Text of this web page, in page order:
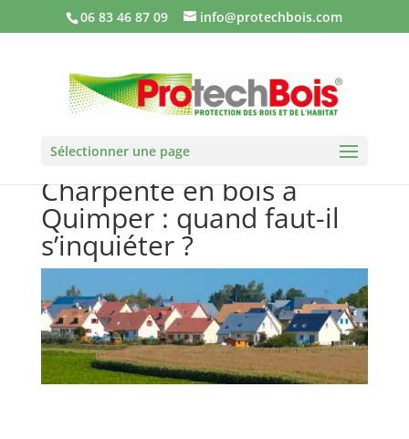
06 83 46 87 09 info@protechbois.com
Sélectionner une page
Charpente en bois à
Quimper : quand faut-il
s’inquiéter ?